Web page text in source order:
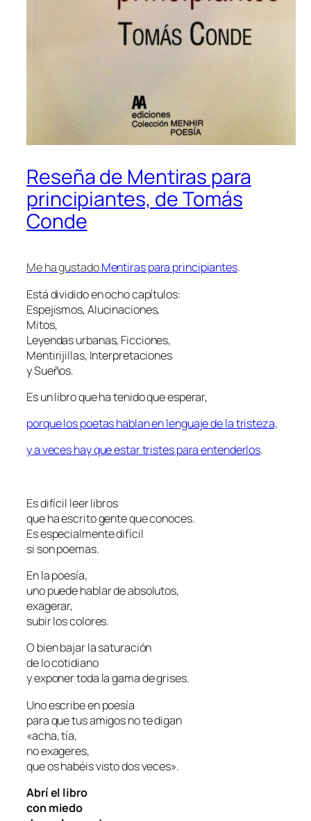
Reseña de Mentiras para
principiantes, de Tomás
Conde
Me ha gustadoMentiras para principiantes.
Está dividido en ocho capítulos:
Espejismos, Alucinaciones,
Mitos,
Leyendas urbanas, Ficciones,
Mentirijillas, Interpretaciones
y Sueños.
Es un libro que ha tenido que esperar,
porque los poetas hablan en lenguaje de la tristeza,
y a veces hay que estar tristes para entenderlos.
Es difícil leer libros
que ha escrito gente que conoces.
Es especialmente difícil
si son poemas.
En la poesía,
uno puede hablar de absolutos,
exagerar,
subir los colores.
O bien bajar la saturación
de lo cotidiano
y exponer toda la gama de grises.
Uno escribe en poesía
para que tus amigos no te digan
«acha, tía,
no exageres,
que os habéis visto dos veces».
Abrí el libro
con miedo